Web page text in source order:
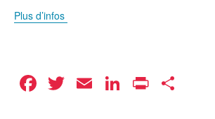
Plus d’infos
Facebook
Twitter
EmailLinkedIn
Print